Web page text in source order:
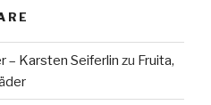
– Karsten Seiferlin zu Fruita,